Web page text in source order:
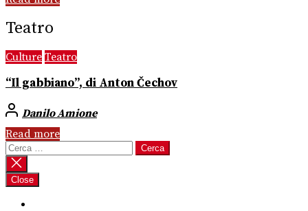
Teatro
Culture Teatro
“Il gabbiano”, di Anton Čechov
Danilo Amione
Read more
Ricerca
per:
Close